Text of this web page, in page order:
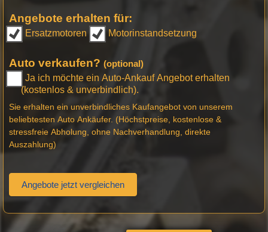
Angebote erhalten für:
Ersatzmotoren Motorinstandsetzung
Auto verkaufen? (optional)
Ja ich möchte ein Auto-Ankauf Angebot erhalten
(kostenlos & unverbindlich).
Sie erhalten ein unverbindliches Kaufangebot von unserem
beliebtesten Auto Ankäufer. (Höchstpreise, kostenlose &
stressfreie Abholung, ohne Nachverhandlung, direkte
Auszahlung)
Angebote jetzt vergleichen